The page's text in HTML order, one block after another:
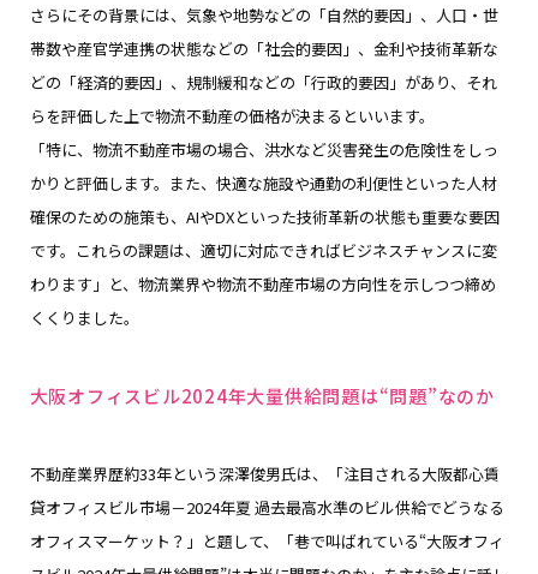
さらにその背景には、気象や地勢などの「自然的要因」、人口・世
帯数や産官学連携の状態などの「社会的要因」、金利や技術革新な
どの「経済的要因」、規制緩和などの「行政的要因」があり、それ
らを評価した上で物流不動産の価格が決まるといいます。
「特に、物流不動産市場の場合、洪水など災害発生の危険性をしっ
かりと評価します。また、快適な施設や通勤の利便性といった人材
確保のための施策も、AIやDXといった技術革新の状態も重要な要因
です。これらの課題は、適切に対応できればビジネスチャンスに変
わります」と、物流業界や物流不動産市場の方向性を示しつつ締め
くくりました。
大阪オフィスビル2024年大量供給問題は“問題”なのか
不動産業界歴約33年という深澤俊男氏は、「注目される大阪都心賃
貸オフィスビル市場－2024年夏 過去最高水準のビル供給でどうなる
オフィスマーケット？」と題して、「巷で叫ばれている“大阪オフィ